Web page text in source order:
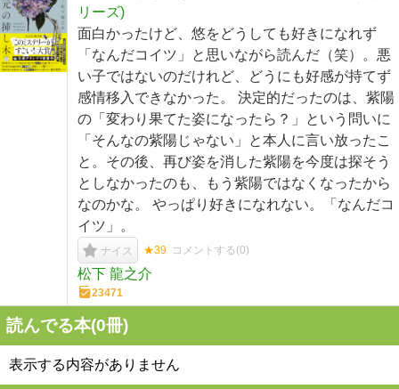
リーズ)
面白かったけど、悠をどうしても好きになれず
「なんだコイツ」と思いながら読んだ（笑）。悪
い子ではないのだけれど、どうにも好感が持てず
感情移入できなかった。 決定的だったのは、紫陽
の「変わり果てた姿になったら？」という問いに
「そんなの紫陽じゃない」と本人に言い放ったこ
と。その後、再び姿を消した紫陽を今度は探そう
としなかったのも、もう紫陽ではなくなったから
なのかな。 やっぱり好きになれない。「なんだコ
イツ」。
ナイス ★39 コメントする(0)
松下 龍之介
23471
読んでる本(0冊)
表示する内容がありません